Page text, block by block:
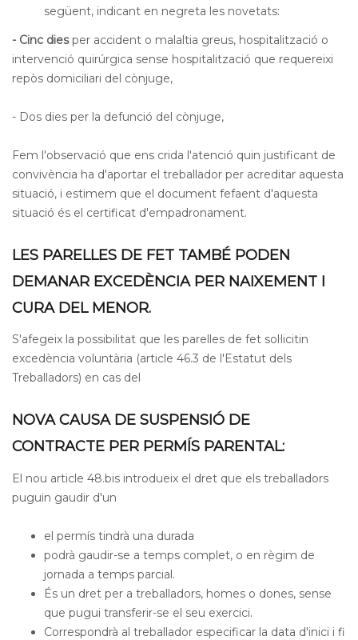
següent, indicant en negreta les novetats:
- Cinc diesper accident o malaltia greus, hospitalització o
intervenció quirúrgica sense hospitalització que requereixi
repòs domiciliari del cònjuge,
- Dos dies per la defunció del cònjuge,
Fem l'observació que ens crida l'atenció quin justificant de
convivència ha d'aportar el treballador per acreditar aquesta
situació, i estimem que el document fefaent d'aquesta
situació és el certificat d'empadronament.
LES PARELLES DE FET TAMBÉ PODEN
DEMANAR EXCEDÈNCIA PER NAIXEMENT I
CURA DEL MENOR.
S'afegeix la possibilitat que les parelles de fet sol·licitin
excedència voluntària (article 46.3 de l'Estatut dels
Treballadors) en cas del
NOVA CAUSA DE SUSPENSIÓ DE
CONTRACTE PER PERMÍS PARENTAL:
El nou article 48.bis introdueix el dret que els treballadors
puguin gaudir d'un
el permís tindrà una durada
podrà gaudir-se a temps complet, o en règim de
jornada a temps parcial.
És un dret per a treballadors, homes o dones, sense
que pugui transferir-se el seu exercici.
Correspondrà al treballador especificar la data d'inici i fi